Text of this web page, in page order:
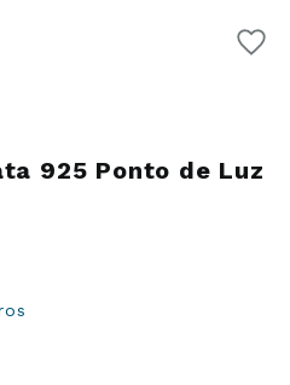
925 Ponto de Luz